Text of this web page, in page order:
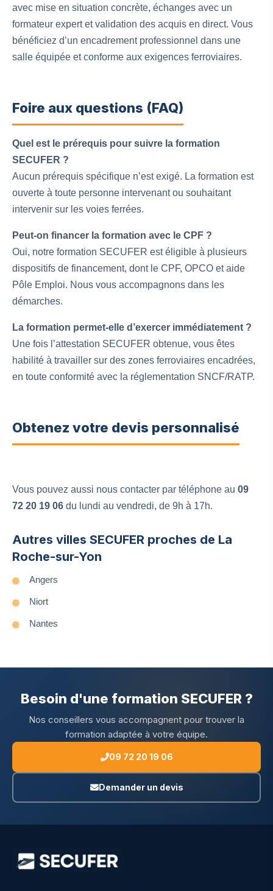
avec mise en situation concrète, échanges avec un
formateur expert et validation des acquis en direct. Vous
bénéficiez d’un encadrement professionnel dans une
salle équipée et conforme aux exigences ferroviaires.
Foire aux questions (FAQ)
Quel est le prérequis pour suivre la formation
SECUFER ?
Aucun prérequis spécifique n’est exigé. La formation est
ouverte à toute personne intervenant ou souhaitant
intervenir sur les voies ferrées.
Peut-on financer la formation avec le CPF ?
Oui, notre formation SECUFER est éligible à plusieurs
dispositifs de financement, dont le CPF, OPCO et aide
Pôle Emploi. Nous vous accompagnons dans les
démarches.
La formation permet-elle d’exercer immédiatement ?
Une fois l’attestation SECUFER obtenue, vous êtes
habilité à travailler sur des zones ferroviaires encadrées,
en toute conformité avec la réglementation SNCF/RATP.
Obtenez votre devis personnalisé
Vous pouvez aussi nous contacter par téléphone au 09
72 20 19 06 du lundi au vendredi, de 9h à 17h.
Autres villes SECUFER proches de La
Roche-sur-Yon
Angers
Niort
Nantes
Besoin d'une formation SECUFER ?
Nos conseillers vous accompagnent pour trouver la
formation adaptée à votre équipe.
09 72 20 19 06
Demander un devis